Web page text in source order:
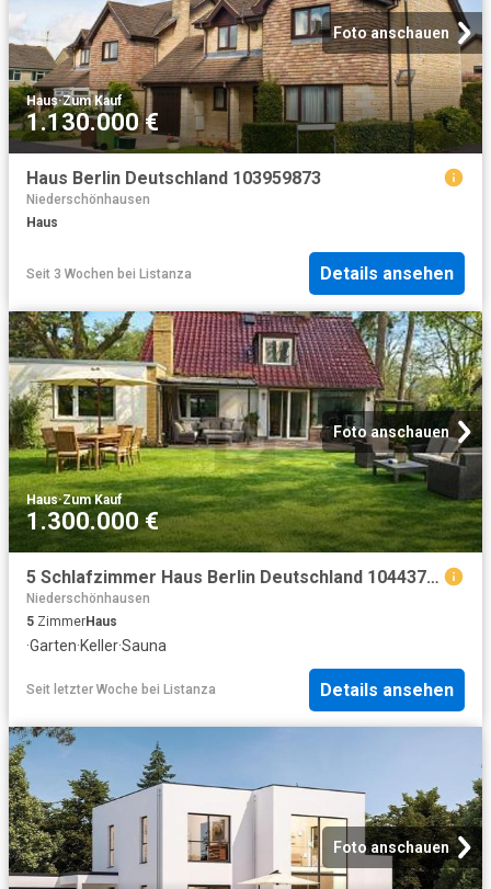
Foto anschauen
Haus·Zum Kauf
1.130.000 €
Haus Berlin Deutschland 103959873
Niederschönhausen
Haus
Seit 3 Wochen bei Listanza Details ansehen
Foto anschauen
Haus·Zum Kauf
1.300.000 €
5 Schlafzimmer Haus Berlin Deutschland 104437481
Niederschönhausen
5 ZimmerHaus
·Garten·Keller·Sauna
Seit letzter Woche bei Listanza Details ansehen
Foto anschauen